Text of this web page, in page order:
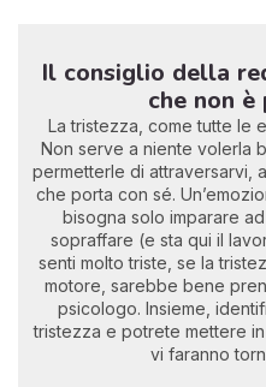
Il consiglio della
che non è
La tristezza, come tutte le
Non serve a niente volerla
permetterle di attraversarvi,
che porta con sé.
bisogna solo imparare
sopraffare (e sta qui il
senti molto triste, se la
motore, sarebbe bene
psicologo. Insieme,
tristezza e potrete mettere
vi faranno